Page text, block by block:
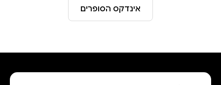
אינדקס הסופרים